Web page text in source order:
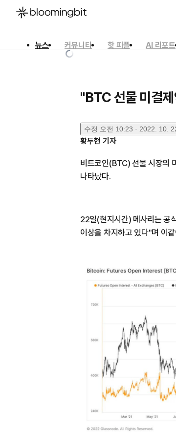
뉴스 커뮤니티 핫 피플 AI 리포트
"BTC 선물 미결
수정 오전 10:23 · 2022. 10.
황두현 기자
비트코인(BTC) 선물 시장의
나타났다.
22일(현지시간) 메사리는 공
이상을 차지하고 있다"며 이